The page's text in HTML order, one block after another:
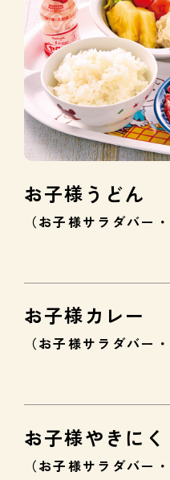
お子様うどん
（お子様サラダバー
お子様カレー
（お子様サラダバー
お子様やきにく
（お子様サラダバー